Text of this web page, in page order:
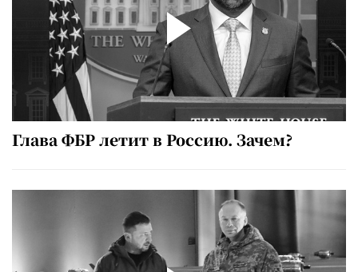
Глава ФБР летит в Россию. Зачем?